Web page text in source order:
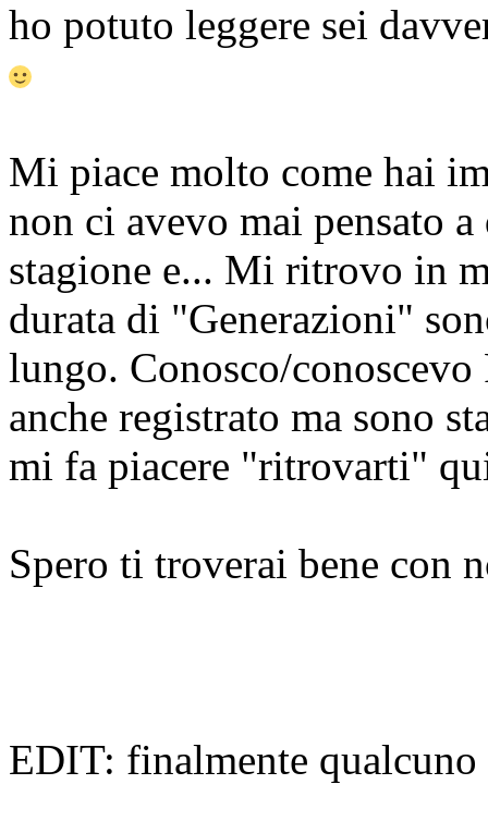
ho potuto leggere sei
Mi piace molto come hai
non ci avevo mai pensato
stagione e... Mi ritrovo in
durata di "Generazioni"
lungo. Conosco/
anche registrato ma sono
mi fa piacere "ritrovarti"
Spero ti troverai bene con
EDIT: finalmente